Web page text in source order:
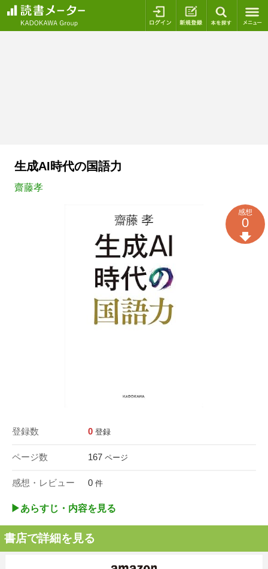
ログイン 新規登録
生成AI時代の国語力
齋藤孝
登録数 0 登録
ページ数 167 ページ
感想・レビュー 0 件
感想
0
▶︎あらすじ・内容を見る
書店で詳細を見る